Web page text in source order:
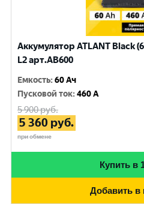
Аккумулятор ATLANT Black
L2 арт.AB600
Емкость:60 Ач
Пусковой ток:460 A
5 900руб.
5 360 руб.
при обмене
Купить в
Добавить в